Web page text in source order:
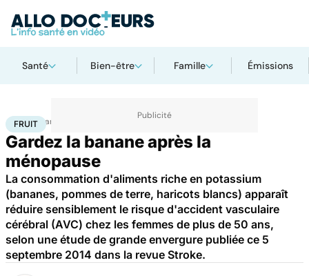
Santé Bien-être Famille Émissions
Accueil Santé
FRUIT
Gardez la banane après la
ménopause
La consommation d'aliments riche en potassium
(bananes, pommes de terre, haricots blancs) apparaît
réduire sensiblement le risque d'accident vasculaire
cérébral (AVC) chez les femmes de plus de 50 ans,
selon une étude de grande envergure publiée ce 5
septembre 2014 dans la revue Stroke.